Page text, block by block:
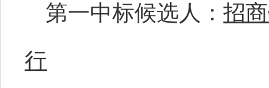
第一中标候选人： 招
行